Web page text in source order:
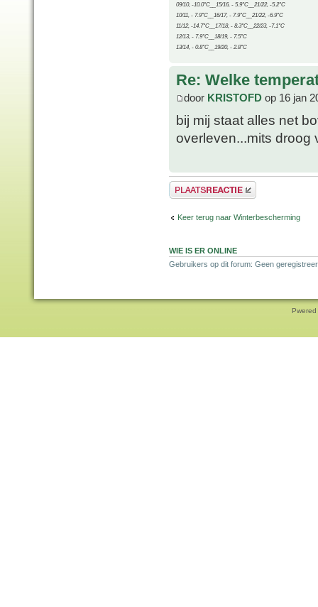
09/10, -10.0°C__15/16, - 5.9°C__21/22, -5.2°C
10/11, - 7.9°C__16/17, - 7.9°C__21/22, -6.9°C
11/12, -14.7°C__17/18, - 8.3°C__22/23, -7.1°C
12/13, - 7.9°C__18/19, - 7.5°C
13/14, - 0.8°C__19/20, - 2.8°C
Re: Welke
door KRISTOFD op 16 jan
bij mij staat alles net
overleven...mits droog
Plaats een reactie
Keer terug naar Winterbescherming
WIE IS ER ONLINE
Gebruikers op dit forum: Geen